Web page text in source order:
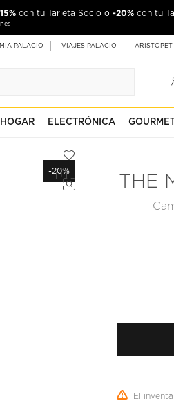
con tu Tarjeta Socio o -20% con tu
PALACIO VIAJES PALACIO ARISTOPET
HOGAR ELECTRÓNICA GOURMET
-20%
THE
El